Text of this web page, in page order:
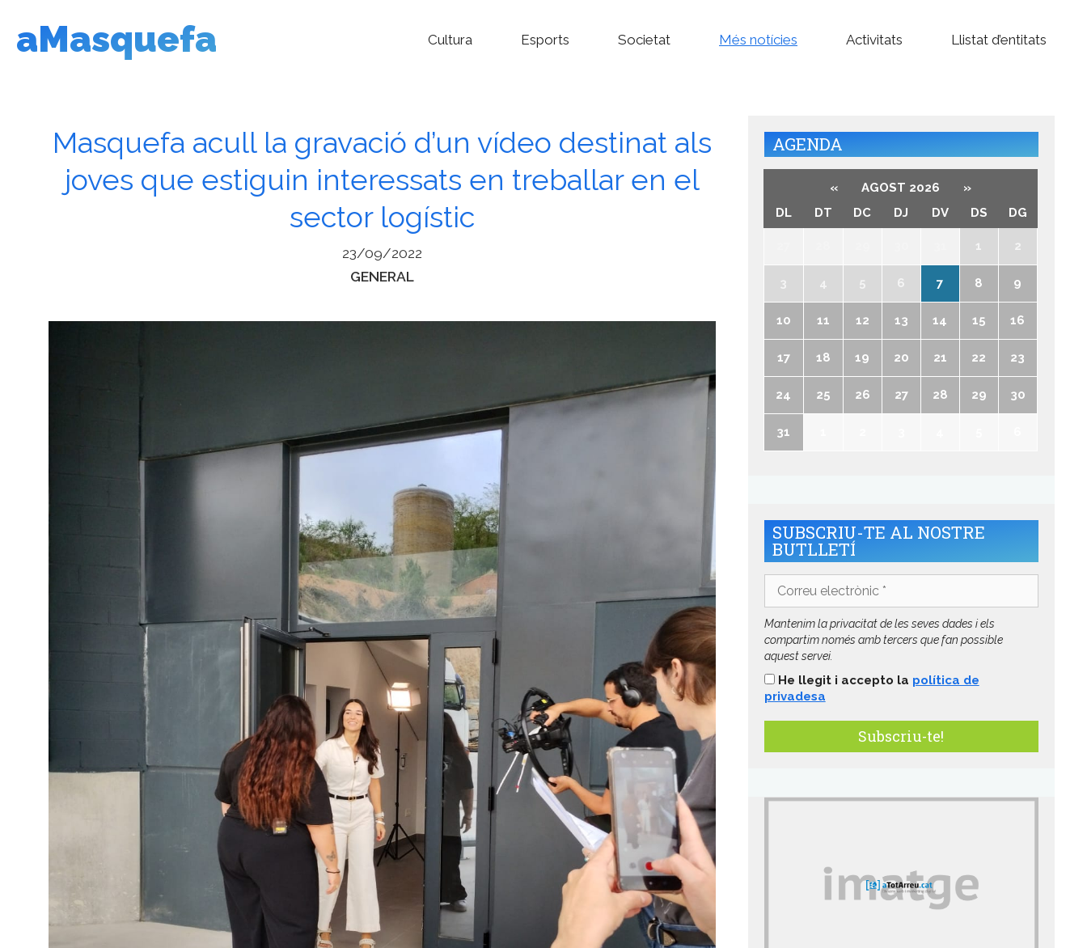
contingut
aMasquefa Cultura Esports Societat Més notícies Activitats Llistat d’entitats
Masquefa acull la gravació d’un vídeo destinat als
joves que estiguin interessats en treballar en el
sector logístic
23/09/2022
Categories
GENERAL
AGENDA
« AGOST 2026
»
DL
DT DC DJ DV DS DG
1 2
3 4 5 6 7 8 9
10 11 12 13 14 15 16
17 18 19 20 21 22 23
24 25 26 27 28 29 30
31
SUBSCRIU-TE AL NOSTRE
BUTLLETÍ
electrònic
Mantenim la privacitat de les seves dades i els
compartim només amb tercers que fan possible
aquest servei.
He llegit i accepto la política de
privadesa